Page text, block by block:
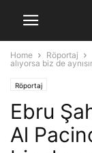
Home Röportaj
alıyorsa biz de
Röportaj
Ebru
Al